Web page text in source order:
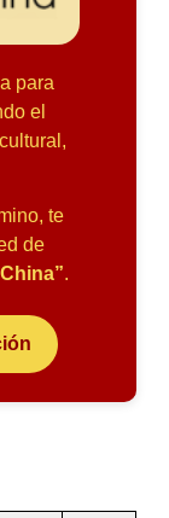
para
el
te
de
.